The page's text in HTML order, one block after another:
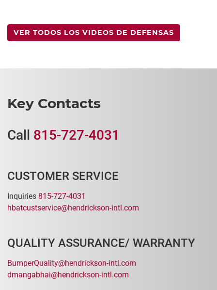
VER TODOS LOS VIDEOS DE DEFENSAS
Key Contacts
Call 815-727-4031
CUSTOMER SERVICE
Inquiries 815-727-4031
hbatcustservice@hendrickson-intl.com
QUALITY ASSURANCE/ WARRANTY
BumperQuality@hendrickson-intl.com
dmangabhai@hendrickson-intl.com